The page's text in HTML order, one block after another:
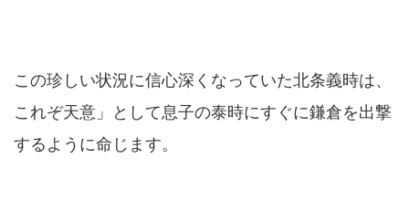
この珍しい状況に信心深くなっていた北条義時は、
これぞ天意」として息子の泰時にすぐに鎌倉を出撃
するように命じます。